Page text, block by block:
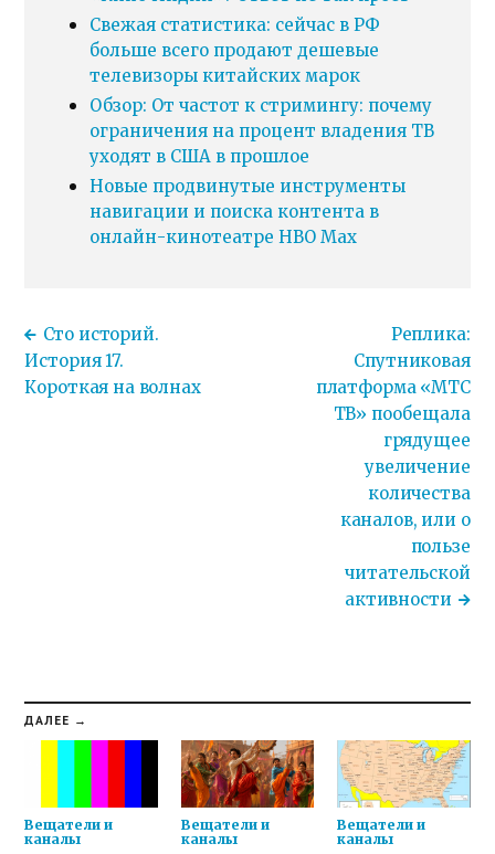
Свежая статистика: сейчас в РФ
больше всего продают дешевые
телевизоры китайских марок
Обзор: От частот к стримингу: почему
ограничения на процент владения ТВ
уходят в США в прошлое
Новые продвинутые инструменты
навигации и поиска контента в
онлайн-кинотеатре HBO Max
Сто историй.
История 17.
Короткая на волнах
Реплика:
Спутниковая
платформа «МТС
ТВ» пообещала
грядущее
увеличение
количества
каналов, или о
пользе
читательской
активности
ДАЛЕЕ →
Вещатели и
каналы
Вещатели и
каналы
Вещатели и
каналы